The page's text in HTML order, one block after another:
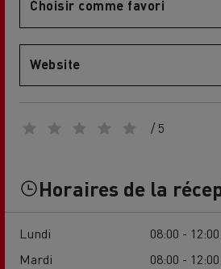
Choisir comme favori
Website
/ 5
Horaires de la
Lundi
08:00 -
Mardi
08:00 -